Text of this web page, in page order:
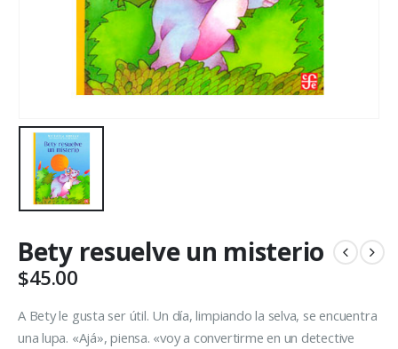
Bety resuelve un misterio
$45.00
A Bety le gusta ser útil. Un día, limpiando la selva, se encuentra
una lupa. «Ajá», piensa. «voy a convertirme en un detective